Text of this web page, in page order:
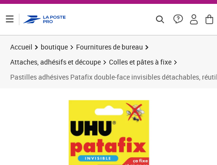
Accueil boutique
Fournitures de bureau
Attaches, adhésifs et découpe
Colles et pâtes à fixe
Pastilles adhésives Patafix double-face invisibles détachables,